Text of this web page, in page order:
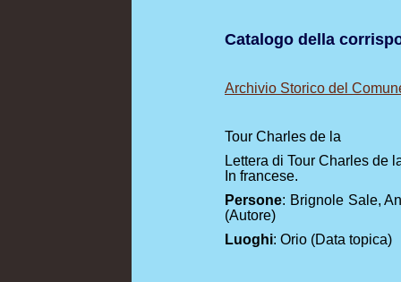
Catalogo della
Archivio Storico del
Tour Charles de la
Lettera di Tour Charles de
In francese.
Persone: Brignole Sale,
(Autore)
Luoghi: Orio (Data topica)